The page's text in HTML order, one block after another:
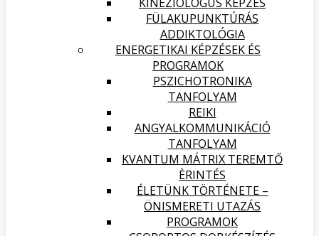
FÜLAKUPUNKTÚRÁS
ADDIKTOLÓGIA
ENERGETIKAI KÉPZÉSEK ÉS
PROGRAMOK
PSZICHOTRONIKA
TANFOLYAM
REIKI
ANGYALKOMMUNIKÁCIÓ
TANFOLYAM
KVANTUM MÁTRIX TEREMTŐ
ÈRINTÉS
ÉLETÜNK TÖRTÉNETE –
ÖNISMERETI UTAZÁS
PROGRAMOK